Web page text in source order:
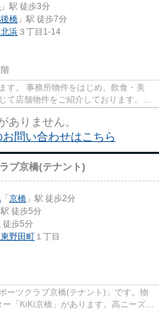
」駅 徒歩3分
橋 」駅 徒歩7分
北浜 ３丁目1-14
す。 事務所物件をはじめ、飲食・美
店舗物件をご紹介しております。
ありません。
問い合わせはこちら
ブ京橋(テナント)
「京橋 」駅 徒歩2分
駅 徒歩5分
徒歩5分
東野田町 １丁目
ーツクラブ京橋(テナント)」です。物
「KiKi京橋」があります。高ニーズな